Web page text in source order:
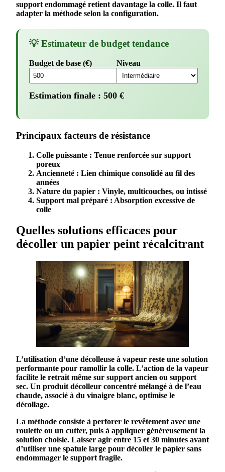
support endommagé retient davantage la colle. Il faut
adapter la méthode selon la configuration.
💡 Estimateur de budget tendance
Budget de base (€) Niveau
Estimation finale : 500 €
Principaux facteurs de résistance
Colle puissante : Tenue renforcée sur support
poreux
Ancienneté : Lien chimique consolidé au fil des
années
Nature du papier : Vinyle, multicouches, ou intissé
Support mal préparé : Absorption excessive de
colle
Quelles solutions efficaces pour
décoller un papier peint récalcitrant
L’utilisation d’une décolleuse à vapeur reste une solution
performante pour ramollir la colle. L’action de la vapeur
facilite le retrait même sur support ancien ou support
sec. Un produit décolleur concentré mélangé à de l’eau
chaude, associé à du vinaigre blanc, optimise le
décollage.
La méthode consiste à perforer le revêtement avec une
roulette ou un cutter, puis à appliquer généreusement la
solution choisie. Laisser agir entre 15 et 30 minutes avant
d’utiliser une spatule large pour décoller le papier sans
endommager le support fragile.